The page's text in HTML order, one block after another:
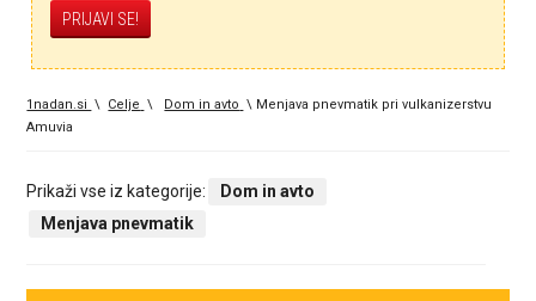
1nadan.si \ Celje \ Dom in avto \ Menjava pnevmatik pri vulkanizerstvu
Amuvia
Prikaži vse iz kategorije:
Dom in avto
Menjava pnevmatik